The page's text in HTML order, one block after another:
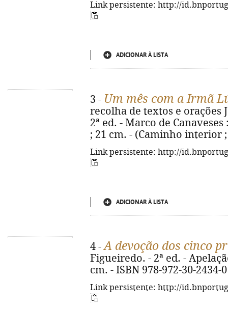
Link persistente: http://
ADICIONAR À LISTA
3 - Um mês com a Irmã
recolha de textos e orações
2ª ed. - Marco de
; 21 cm. - (Caminho interior ;
Link persistente: http://
ADICIONAR À LISTA
4 -A devoção dos cinco
Figueiredo. - 2ª ed. -
cm. - ISBN 978-972-30-2434-0
Link persistente: http://